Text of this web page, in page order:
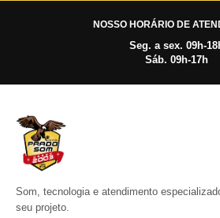
NOSSO HORÁRIO DE
Seg. a sex. 09h-
Sáb. 09h-17h
Som, tecnologia e atendimento
seu projeto.